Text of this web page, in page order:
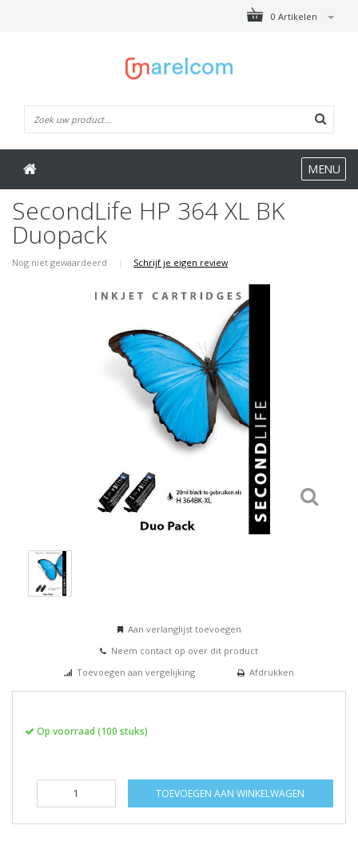
0 Artikelen
MENU
SecondLife HP 364 XL BK
Duopack
Nog niet gewaardeerd | Schrijf je eigen review
Aan verlanglijst toevoegen
Neem contact op over dit product
Toevoegen aan vergelijking
Afdrukken
Op voorraad (100 stuks)
TOEVOEGEN AAN WINKELWAGEN